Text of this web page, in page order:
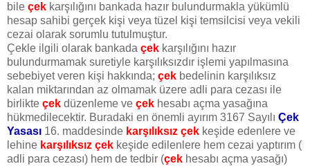
bile çek karşılığını bankada hazır bulundurmakla yükümlü
hesap sahibi gerçek kişi veya tüzel kişi temsilcisi veya vekili
cezai olarak sorumlu tutulmuştur.
Çekle ilgili olarak bankada çek karşılığını hazır
bulundurmamak suretiyle karşılıksızdır işlemi yapılmasına
sebebiyet veren kişi hakkında; çek bedelinin karşılıksız
kalan miktarından az olmamak üzere adli para cezası ile
birlikte çek düzenleme ve çek hesabı açma yasağına
hükmedilecektir. Buradaki en önemli ayırım 3167 Sayılı Çek
Yasası 16. maddesinde karşılıksız çek keşide edenlere ve
lehine karşılıksız çek keşide edilenlere hem cezai yaptırım (
adli para cezası) hem de tedbir (çek hesabı açma yasağı)